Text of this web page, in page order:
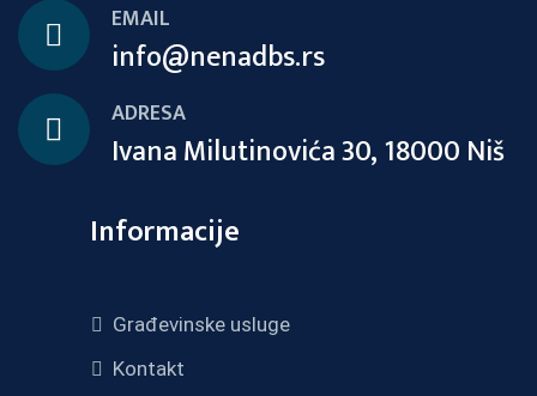
EMAIL
info@nenadbs.rs
ADRESA
Ivana Milutinovića 30, 18000 Niš
Informacije
Građevinske usluge
Kontakt